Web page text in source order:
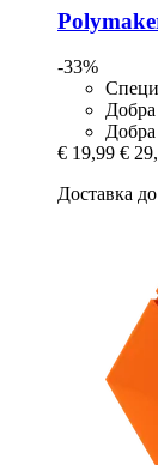
-33%
Добра
Добра
€ 19,99 €
Доставка